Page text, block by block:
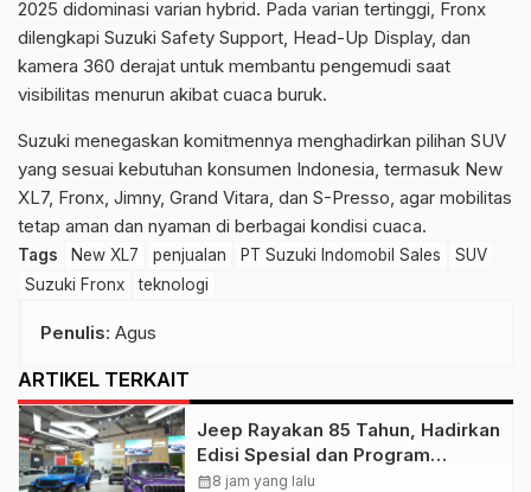
2025 didominasi varian hybrid. Pada varian tertinggi, Fronx
dilengkapi Suzuki Safety Support, Head-Up Display, dan
kamera 360 derajat untuk membantu pengemudi saat
visibilitas menurun akibat cuaca buruk.
Suzuki menegaskan komitmennya menghadirkan pilihan SUV
yang sesuai kebutuhan konsumen Indonesia, termasuk New
XL7, Fronx, Jimny, Grand Vitara, dan S-Presso, agar mobilitas
tetap aman dan nyaman di berbagai kondisi cuaca.
Tags New XL7 penjualan PT Suzuki Indomobil Sales
SUV
Suzuki Fronx
teknologi
Penulis: Agus
ARTIKEL TERKAIT
Jeep Rayakan 85 Tahun, Hadirkan
Edisi Spesial dan Program
Kepemilikan
calendar_month8 jam yang lalu